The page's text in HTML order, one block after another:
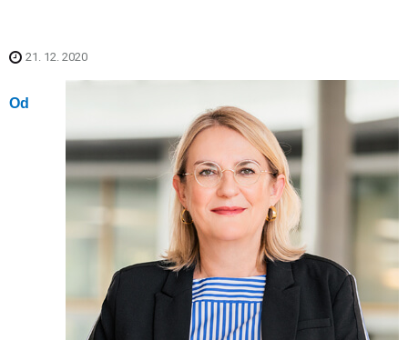
21. 12. 2020
Od